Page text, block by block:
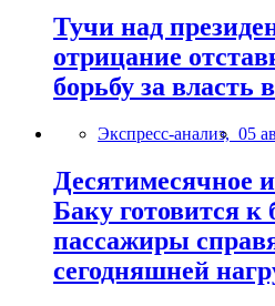
Тучи над
отрицание
борьбу за власть
Экспресс-анализ, 05
Десятимесячное
Баку готовится к
пассажиры
сегодняшней